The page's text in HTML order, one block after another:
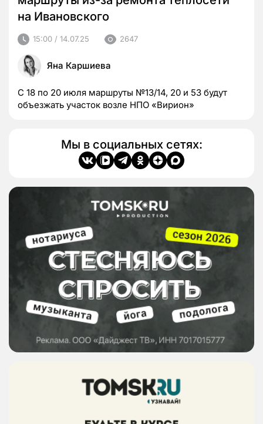
на Ивановского
15:00 / 14.07.25 2647
Яна Каршиева
С 18 по 20 июля маршруты №13/14, 20 и 53 будут
объезжать участок возле НПО «Вирион»
Мы в социальных сетях: